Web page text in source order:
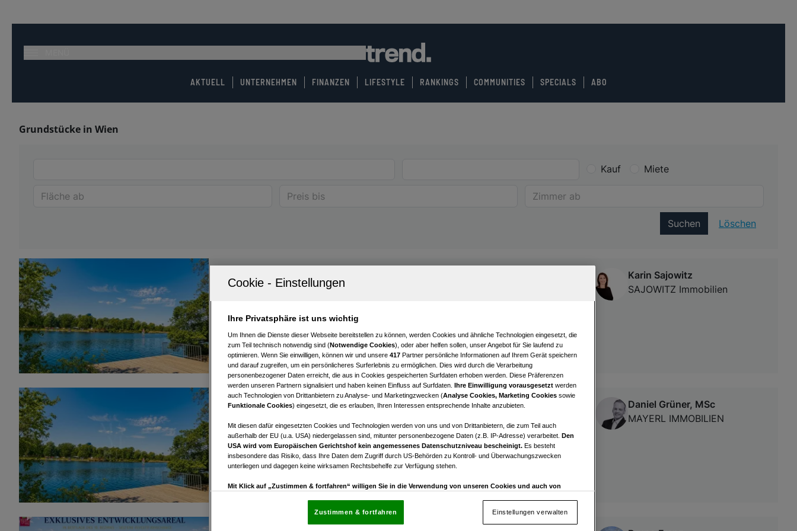
AKTUELL UNTERNEHMEN FINANZEN LIFESTYLE RANKINGS COMMUNITIES SPECIALS ABO
Grundstücke in Wien
Kauf Miete
Suchen Löschen
1220 Wien
GRUNDSTÜCK (Eigengrund) in begehrter Gartensiedlungslage an der Alten
498 m 2
Grundfläche
€ 899.000,00
Kaufpreis
Karin Sajowitz
SAJOWITZ Immobilien
1220 Wien
498 m2
Grundfläche
€ 899.000,00
Kaufpreis
Daniel Grüner, MSc
MAYERL IMMOBILIEN
Ihre Privatsphäre ist uns wichtig
Um Ihnen die Dienste dieser Webseite bereitstellen zu können, werden Cookies und ähnliche Technologien eingesetzt, die
zum Teil technisch notwendig sind (Notwendige Cookies), oder aber helfen sollen, unser Angebot für Sie laufend zu
optimieren. Wenn Sie einwilligen, können wir und unsere 417 Partner persönliche Informationen auf Ihrem Gerät speichern
und darauf zugreifen, um ein persönlicheres Surferlebnis zu ermöglichen. Dies wird durch die Verarbeitung
personenbezogener Daten erreicht, die aus in Cookies gespeicherten Surfdaten erhoben werden. Diese Präferenzen
werden unseren Partnern signalisiert und haben keinen Einfluss auf Surfdaten. Ihre Einwilligung vorausgesetzt werden
auch Technologien von Drittanbietern zu Analyse- und Marketingzwecken (Analyse Cookies, Marketing Cookies sowie
Funktionale Cookies) eingesetzt, die es erlauben, Ihren Interessen entsprechende Inhalte anzubieten.
Mit diesen dafür eingesetzten Cookies und Technologien werden von uns und von Drittanbietern, die zum Teil auch
außerhalb der EU (u.a. USA) niedergelassen sind, mitunter personenbezogene Daten (z.B. IP-Adresse) verarbeitet. Den
USA wird vom Europäischen Gerichtshof kein angemessenes Datenschutzniveau bescheinigt. Es besteht
insbesondere das Risiko, dass Ihre Daten dem Zugriff durch US-Behörden zu Kontroll- und Überwachungszwecken
unterliegen und dagegen keine wirksamen Rechtsbehelfe zur Verfügung stehen.
Mit Klick auf „Zustimmen & fortfahren“ willigen Sie in die Verwendung von unseren Cookies und auch von
Einstellungen“, die sich auf jeder Seite unten im Footer befinden.
Einstellungen verwalten
Zustimmen & fortfahren